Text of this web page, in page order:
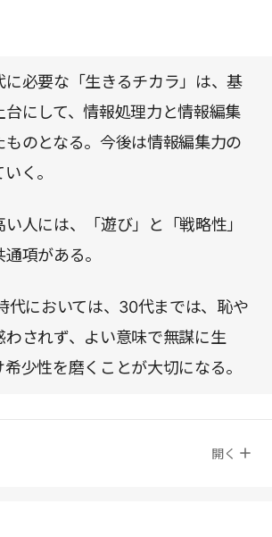
独自のフロンティアを切り拓いて
に必要な「生きるチカラ」は、基
にして、情報処理力と情報編集
ものとなる。今後は情報編集力の
く。
人には、「遊び」と「戦略性」
項がある。
代においては、30代までは、恥や
わされず、よい意味で無謀に生
少性を磨くことが大切になる。
開く